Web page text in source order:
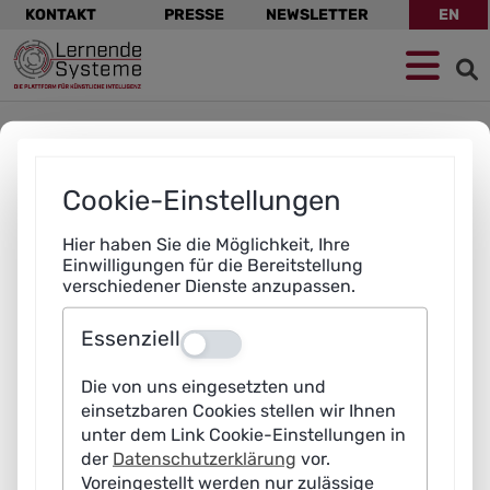
Zur
Navigation
springen
Zum
Hauptinhalt
springen
Zum
Footer
springen
überspringen
KONTAKT PRESSE NEWSLETTER EN
Dieser Inhalt wurde für das Querformat optimiert -
bitte drehen Sie Ihr Gerät um 90 Grad.
Cookie-Einstellungen
Hier haben Sie die Möglichkeit, Ihre
Einwilligungen für die Bereitstellung
verschiedener Dienste anzupassen.
Essenziell Aus
Die von uns eingesetzten und
einsetzbaren Cookies stellen wir Ihnen
unter dem Link Cookie-Einstellungen in
der Datenschutzerklärung vor.
Voreingestellt werden nur zulässige